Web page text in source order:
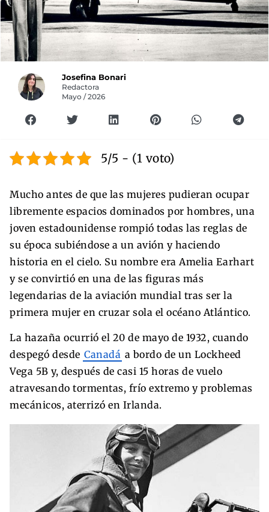
Josefina Bonari
Redactora
Mayo / 2026
5/5 - (1 voto)
Mucho antes de que las mujeres pudieran ocupar
libremente espacios dominados por hombres, una
joven estadounidense rompió todas las reglas de
su época subiéndose a un avión y haciendo
historia en el cielo. Su nombre era Amelia Earhart
y se convirtió en una de las figuras más
legendarias de la aviación mundial tras ser la
primera mujer en cruzar sola el océano Atlántico.
La hazaña ocurrió el 20 de mayo de 1932, cuando
despegó desde Canadá a bordo de un Lockheed
Vega 5B y, después de casi 15 horas de vuelo
atravesando tormentas, frío extremo y problemas
mecánicos, aterrizó en Irlanda.